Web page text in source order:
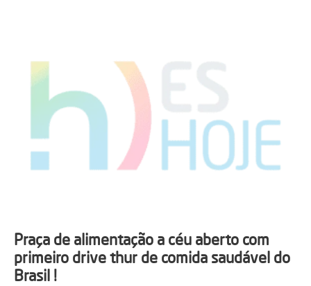
Praça de alimentação a céu aberto com
primeiro drive thur de comida saudável do
Brasil !